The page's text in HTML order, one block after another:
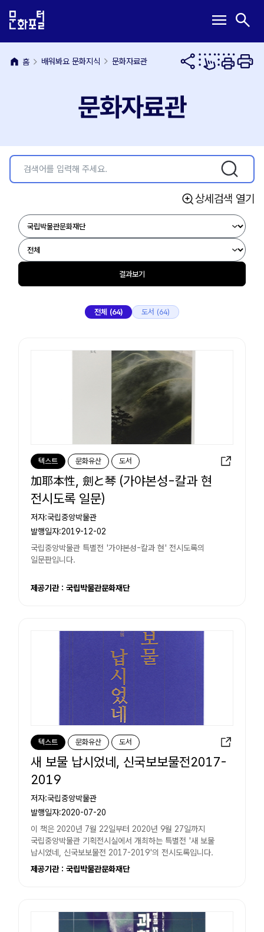
문
내
용
메
뉴
바
메
열
기
menu 검
열
기
search
home 홈 배워봐요 문화지식 문화자료관
문화자료관
상세검색 열기
결과보기
전체 (64) 도서 (64)
텍스트 문화유산 도서
加耶本性, 劍と琴 (가야본성-칼과 현
전시도록 일문)
저자:국립중앙박물관
발행일자:2019-12-02
국립중앙박물관 특별전 '가야본성-칼과 현' 전시도록의
일문판입니다.
제공기관 : 국립박물관문화재단
텍스트 문화유산 도서
새 보물 납시었네, 신국보보물전2017-
2019
저자:국립중앙박물관
발행일자:2020-07-20
이 책은 2020년 7월 22일부터 2020년 9월 27일까지
국립중앙박물관 기획전시실에서 개최하는 특별전 '새 보물
납시었네, 신국보보물전 2017-2019'의 전시도록입니다.
제공기관 : 국립박물관문화재단